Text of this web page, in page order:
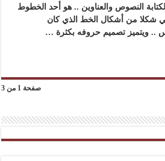
النصوص والعناوين .. هو أحد الخطوط
شكلا من أشكال الخط الذي كان
.. ويتميز تصميم حروفه بكثرة …
صفحة 1 من 3